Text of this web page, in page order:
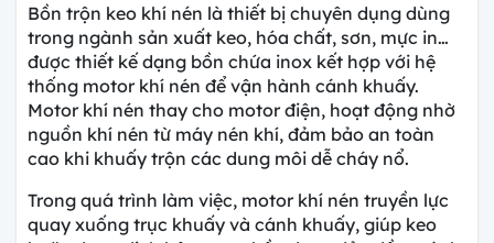
Bồn trộn keo khí nén là thiết bị chuyên dụng dùng
trong ngành sản xuất keo, hóa chất, sơn, mực in…
được thiết kế dạng bồn chứa inox kết hợp với hệ
thống motor khí nén để vận hành cánh khuấy.
Motor khí nén thay cho motor điện, hoạt động nhờ
nguồn khí nén từ máy nén khí, đảm bảo an toàn
cao khi khuấy trộn các dung môi dễ cháy nổ.
Trong quá trình làm việc, motor khí nén truyền lực
quay xuống trục khuấy và cánh khuấy, giúp keo